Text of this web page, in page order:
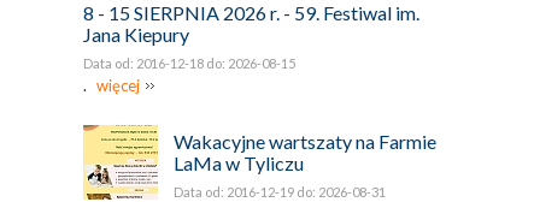
8 - 15 SIERPNIA 2026 r. - 59. Festiwal im.
Jana Kiepury
Data od: 2016-12-18 do: 2026-08-15
. więcej
Wakacyjne wartszaty na Farmie
LaMa w Tyliczu
Data od: 2016-12-19 do: 2026-08-31